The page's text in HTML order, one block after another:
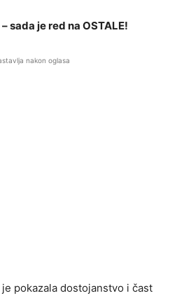
sada je red na OSTALE!
nakon oglasa
pokazala dostojanstvo i čast